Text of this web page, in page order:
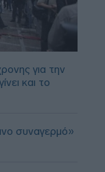
για την
και το
συναγερμό»